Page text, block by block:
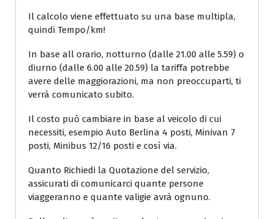
Il calcolo viene effettuato su una base multipla,
quindi Tempo/km!
In base all orario, notturno (dalle 21.00 alle 5.59) o
diurno (dalle 6.00 alle 20.59) la tariffa potrebbe
avere delle maggiorazioni, ma non preoccuparti, ti
verrà comunicato subito.
Il costo può cambiare in base al veicolo di cui
necessiti, esempio Auto Berlina 4 posti, Minivan 7
posti, Minibus 12/16 posti e così via.
Quanto Richiedi la Quotazione del servizio,
assicurati di comunicarci quante persone
viaggeranno e quante valigie avrà ognuno.